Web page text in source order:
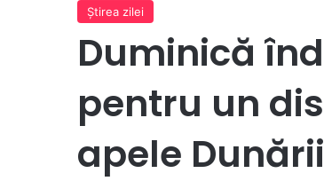
Ştirea zilei
Duminică
pentru un
apele Dunării